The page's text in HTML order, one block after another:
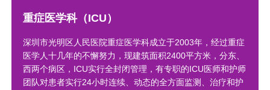
重症医学科（ICU）
深圳市光明区人民医院重症医学科成立于2003年，经过重症
医学人十几年的不懈努力，现建筑面积2400平方米，分东、
西两个病区，ICU实行全封闭管理，有专职的ICU医师和护师
团队对患者实行24小时连续、动态的全方面监测、治疗和护